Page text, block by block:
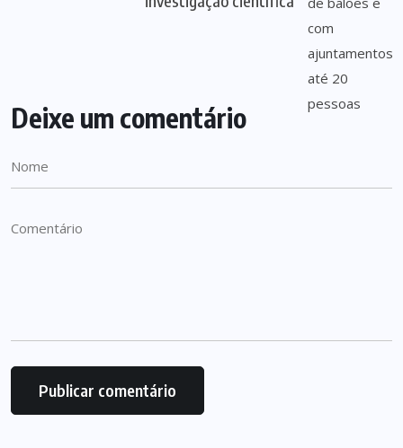
Deixe um comentário